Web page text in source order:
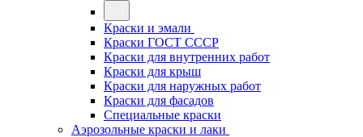
Краски и эмали
Краски ГОСТ СССР
Краски для внутренних работ
Краски для крыш
Краски для наружных работ
Краски для фасадов
Специальные краски
Аэрозольные краски и лаки